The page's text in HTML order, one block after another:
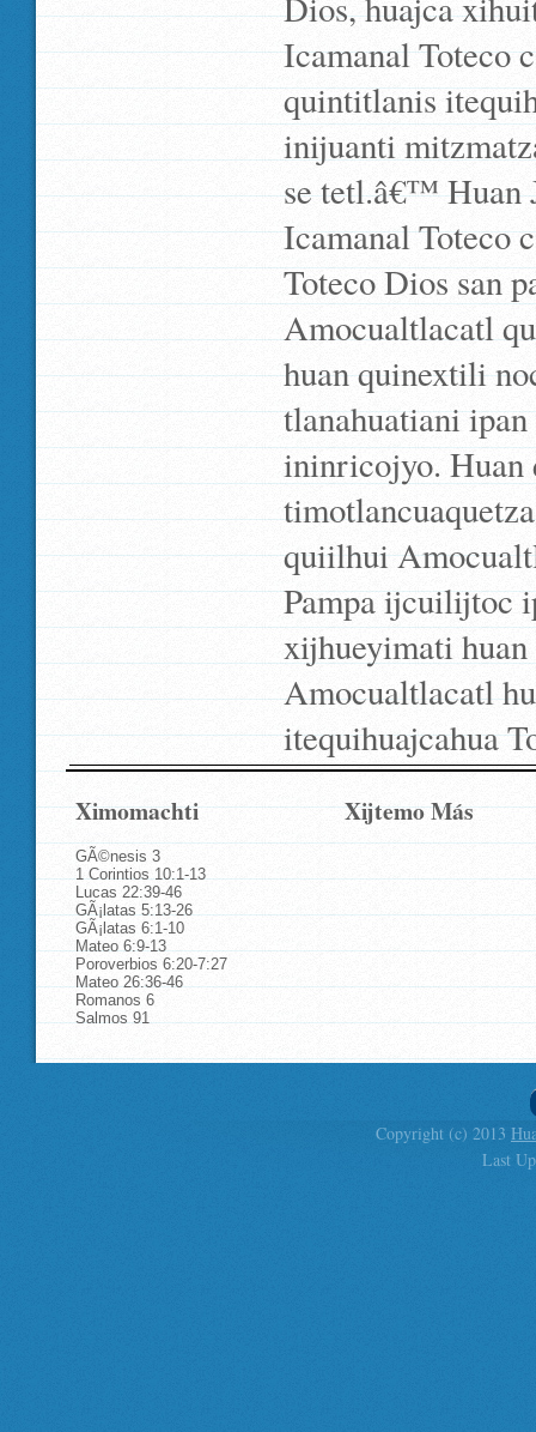
Icamanal Toteco
quintitlanis
inijuanti
se tetl.â€™ Huan
Icamanal Toteco
Toteco Dios san
Amocualtlacatl
huan quinextili
tlanahuatiani
ininricojyo. Huan
quiilhui
Pampa ijcuilijtoc
xijhueyimati
Amocualtlacatl
itequihuajcahua
Ximomachti Xijtemo Más
GÃ©nesis 3
1 Corintios 10:1-13
Lucas 22:39-46
GÃ¡latas 5:13-26
GÃ¡latas 6:1-10
Mateo 6:9-13
Poroverbios 6:20-7:27
Mateo 26:36-46
Romanos 6
Salmos 91
Copyright (c) 2013
Last